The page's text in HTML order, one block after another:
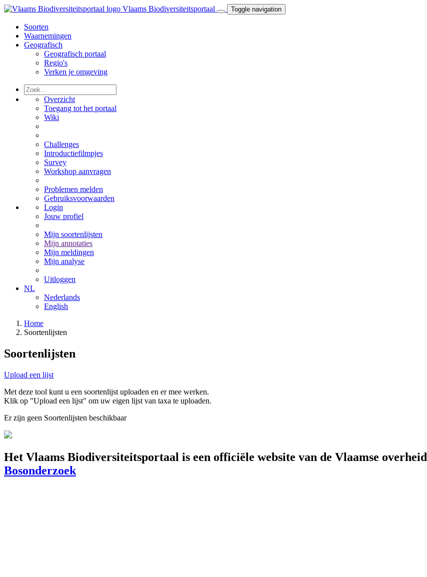
Vlaams Biodiversiteitsportaal Toggle navigation
Soorten
Waarnemingen
Geografisch
Geografisch portaal
Regio's
Verken je omgeving
Overzicht
Toegang tot het portaal
Wiki
Challenges
Introductiefilmpjes
Survey
Workshop aanvragen
Problemen melden
Gebruiksvoorwaarden
Login
Jouw profiel
Mijn soortenlijsten
Mijn annotaties
Mijn meldingen
Mijn analyse
Uitloggen
NL
Nederlands
English
Home
Soortenlijsten
Soortenlijsten
Upload een lijst
Met deze tool kunt u een soortenlijst uploaden en er mee werken.
Klik op "Upload een lijst" om uw eigen lijst van taxa te uploaden.
Er zijn geen Soortenlijsten beschikbaar
Het Vlaams Biodiversiteitsportaal is een officiële website van de Vlaamse overheid
Bosonderzoek